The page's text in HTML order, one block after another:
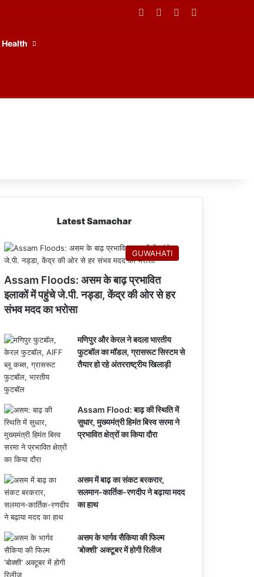
Facebook YouTube
Health
Latest Samachar
GUWAHATI
Assam Floods: असम के बाढ़ प्रभावित
इलाकों में पहुंचे जे.पी. नड्डा, केंद्र की ओर से हर
संभव मदद का भरोसा
मणिपुर और केरल ने बदला भारतीय
फुटबॉल का मॉडल, ग्रासरूट सिस्टम से
तैयार हो रहे अंतरराष्ट्रीय खिलाड़ी
Assam Flood: बाढ़ की स्थिति में
सुधार, मुख्यमंत्री हिमंत बिस्व सरमा ने
प्रभावित क्षेत्रों का किया दौरा
असम में बाढ़ का संकट बरकरार,
सलमान-कार्तिक-रणदीप ने बढ़ाया मदद
का हाथ
असम के भार्गव सैकिया की फिल्म
‘बोक्शी’ अक्टूबर में होगी रिलीज